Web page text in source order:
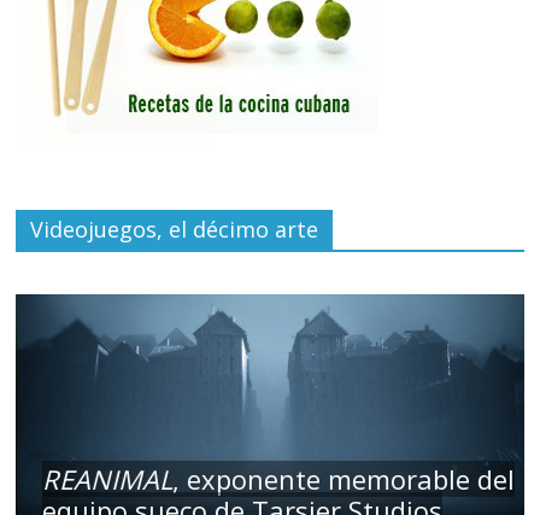
Videojuegos, el décimo arte
REANIMAL, exponente memorable del